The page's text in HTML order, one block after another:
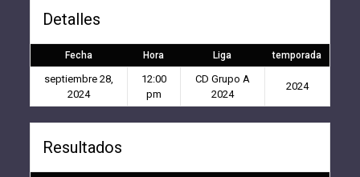
Detalles
Fecha Hora Liga temporada
septiembre 28,
2024
12:00
pm
CD Grupo A
2024
2024
Resultados